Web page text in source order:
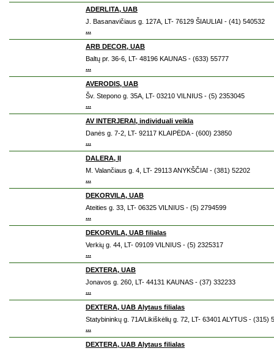
ADERLITA, UAB
J. Basanavičiaus g. 127A, LT- 76129 ŠIAULIAI - (41) 540532
...
ARB DECOR, UAB
Baltų pr. 36-6, LT- 48196 KAUNAS - (633) 55777
...
AVERODIS, UAB
Šv. Stepono g. 35A, LT- 03210 VILNIUS - (5) 2353045
...
AV INTERJERAI, individuali veikla
Danės g. 7-2, LT- 92117 KLAIPĖDA - (600) 23850
...
DALERA, IĮ
M. Valančiaus g. 4, LT- 29113 ANYKŠČIAI - (381) 52202
...
DEKORVILA, UAB
Ateities g. 33, LT- 06325 VILNIUS - (5) 2794599
...
DEKORVILA, UAB filialas
Verkių g. 44, LT- 09109 VILNIUS - (5) 2325317
...
DEXTERA, UAB
Jonavos g. 260, LT- 44131 KAUNAS - (37) 332233
...
DEXTERA, UAB Alytaus filialas
Statybininkų g. 71A/Likiškėlių g. 72, LT- 63401 ALYTUS - (315)
...
DEXTERA, UAB Alytaus filialas